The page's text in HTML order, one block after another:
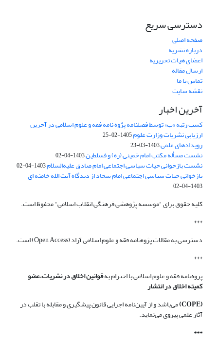
دسترسی سریع
صفحه اصلی
درباره نشریه
اعضای هیات تحریریه
ارسال مقاله
تماس با ما
نقشه سایت
آخرین اخبار
کسب رتبه «ب» توسط فصلنامه پژوه نامه فقه و علوم اسلامی در آخرین
ارزیابی نشریات وزارت علوم1405-02-25
رویدادهای علمی1403-03-23
نشست مسأله مکتب امام خمینی (ره) و فسلطین1403-04-02
نشست بازخوانی حیات سیاسی اجتماعی امام صادق علیه‌السلام1403-04-02
بازخوانی حیات سیاسی اجتماعی امام سجاد از دیدگاه آیت الله خامنه ای
1403-04-02
کلیه حقوق برای "موسسه پژوهشی فرهنگی انقلاب اسلامی" محفوظ است.
***
دسترسی به مقالات پژوه‌نامه فقه و علوم اسلامی آزاد (Open Access) است.
***
پژوه‌نامه فقه و علوم اسلامی با احترام بهقوانین اخلاق در نشریات،عضو
کمیته اخلاق در انتشار
(COPE)
می‌باشد و از آیین‌نامه اجرایی قانون پیشگیری و مقابله با تقلب در
آثار علمی پیروی می‌نماید.
***